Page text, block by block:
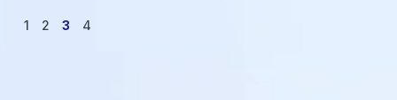
1 2 3 4